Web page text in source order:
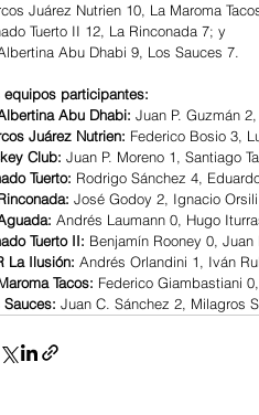
Juárez Nutrien 10, La Maroma
Tuerto II 12, La Rinconada 7; y
Abu Dhabi 9, Los Sauces 7.
equipos participantes:
Abu Dhabi: Juan P. Guzmán
Juárez Nutrien: Federico Bosio 3,
Club: Juan P. Moreno 1, Santiago
Tuerto: Rodrigo Sánchez 4,
José Godoy 2, Ignacio
Andrés Laumann 0, Hugo
Tuerto II: Benjamín Rooney 0,
La Ilusión: Andrés Orlandini 1, Iván
Tacos: Federico Giambastiani
Sauces: Juan C. Sánchez 2, Milagros